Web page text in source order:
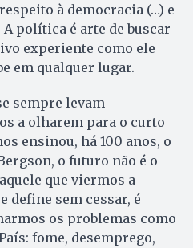
à democracia (…) e
A política é arte de buscar
experiente como ele
em qualquer lugar.
sempre levam
a olharem para o curto
ensinou, há 100 anos, o
o futuro não é o
que viermos a
define sem cessar, é
os problemas como
fome, desemprego,